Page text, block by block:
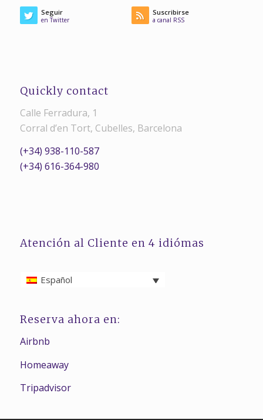
Seguir
en Twitter
Suscribirse
a canal RSS
Quickly contact
Calle Ferradura, 1
Corral d’en Tort, Cubelles, Barcelona
(+34) 938-110-587
(+34) 616-364-980
Atención al Cliente en 4 idiómas
Español
Reserva ahora en:
Airbnb
Homeaway
Tripadvisor